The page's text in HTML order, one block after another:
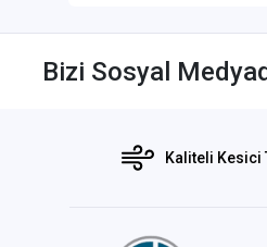
Bizi Sosyal
Kaliteli Kesici